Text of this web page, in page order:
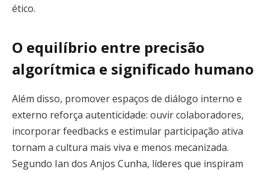
ético.
O equilíbrio entre precisão
algorítmica e significado humano
Além disso, promover espaços de diálogo interno e
externo reforça autenticidade: ouvir colaboradores,
incorporar feedbacks e estimular participação ativa
tornam a cultura mais viva e menos mecanizada.
Segundo Ian dos Anjos Cunha, líderes que inspiram